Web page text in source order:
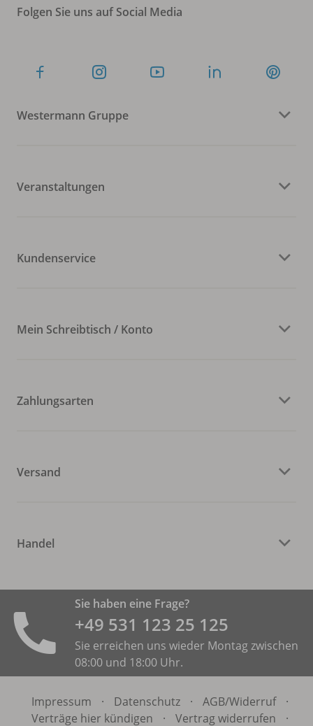
Folgen Sie uns auf Social Media
Westermann Gruppe
Veranstaltungen
Kundenservice
Mein Schreibtisch / Konto
Zahlungsarten
Versand
Handel
Sie haben eine Frage?
+49 531 ­123 25 125
Sie erreichen uns wieder Montag zwischen
08:00 und 18:00 Uhr.
Impressum · Datenschutz · AGB/Widerruf
·
Verträge hier kündigen
· Vertrag widerrufen ·